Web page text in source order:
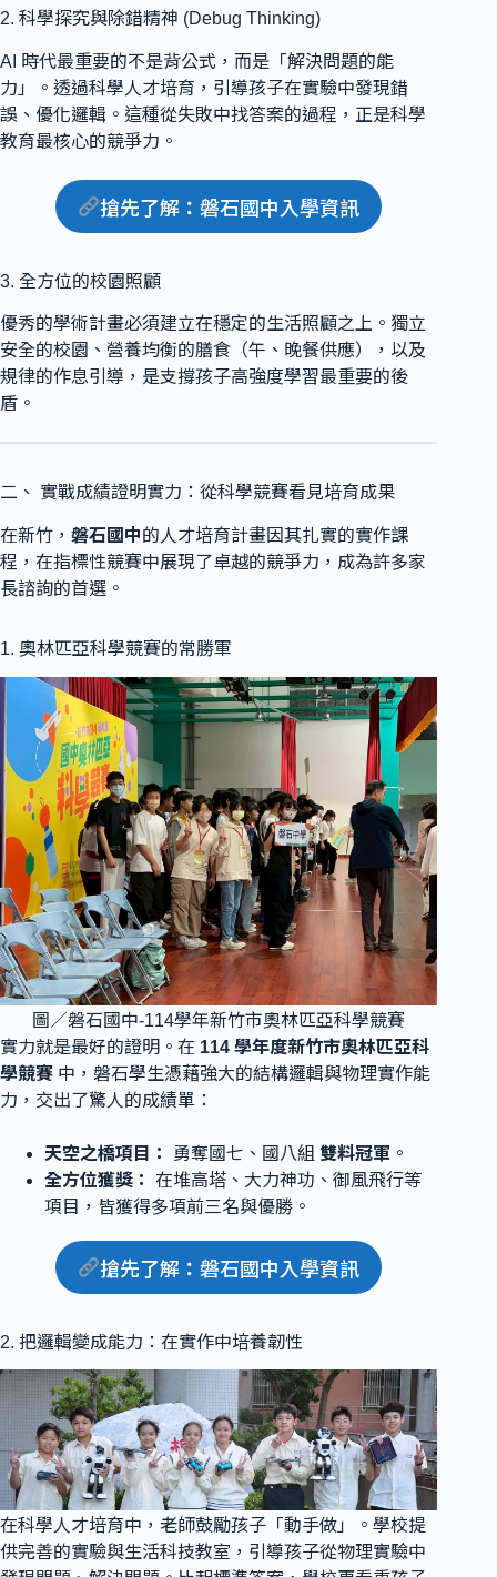
2. 科學探究與除錯精神 (Debug Thinking)
AI 時代最重要的不是背公式，而是「解決問題的能
力」。透過科學人才培育，引導孩子在實驗中發現錯
誤、優化邏輯。這種從失敗中找答案的過程，正是科學
教育最核心的競爭力。
搶先了解 ：磐石國中入學資訊
3. 全方位的校園照顧
優秀的學術計畫必須建立在穩定的生活照顧之上。獨立
安全的校園、營養均衡的膳食（午、晚餐供應），以及
規律的作息引導，是支撐孩子高強度學習最重要的後
盾。
二、 實戰成績證明實力：從科學競賽看見培育成果
在新竹， 磐石國中的人才培育計畫因其扎實的實作課
程，在指標性競賽中展現了卓越的競爭力，成為許多家
長諮詢的首選。
1. 奧林匹亞科學競賽的常勝軍
圖／磐石國中-114學年新竹市奧林匹亞科學競賽
實力就是最好的證明。在 114 學年度新竹市奧林匹亞科
學競賽 中，磐石學生憑藉強大的結構邏輯與物理實作能
力，交出了驚人的成績單：
天空之橋項目： 勇奪國七、國八組 雙料冠軍 。
全方位獲獎：
在堆高塔、大力神功、御風飛行等
項目，皆獲得多項前三名與優勝。
搶先了解 ：磐石國中入學資訊
2. 把邏輯變成能力：在實作中培養韌性
在科學人才培育中，老師鼓勵孩子「動手做」。學校提
供完善的實驗與生活科技教室，引導孩子從物理實驗中